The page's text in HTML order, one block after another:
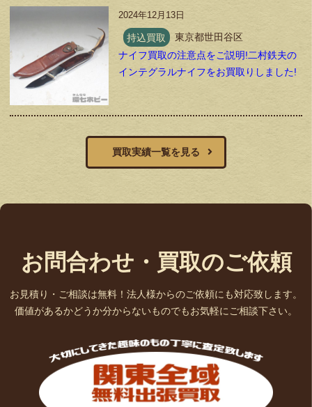
2024年12月13日
持込買取
東京都世田谷区
ナイフ買取の注意点をご説明!二村鉄夫の
インテグラルナイフをお買取りしました!
買取実績一覧を見る
お問合わせ・買取のご依頼
お見積り・ご相談は無料！法人様からのご依頼にも対応致します。
価値があるかどうか分からないものでもお気軽にご相談下さい。